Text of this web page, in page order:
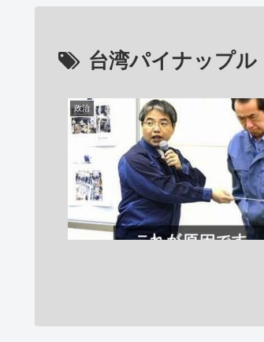
台湾パイナップル
政治